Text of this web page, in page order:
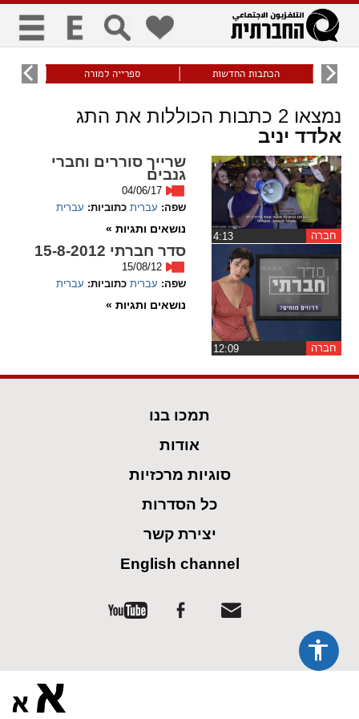
כללי
visibility_off
ביטול הבהובים
keyboard
ניווט מקלדת
title
סימון כותרות
זום
zoom_out
התרחק
zoom_in
גופנים
remove_circle_outline
Decrease font
add_circle_outline
גופן קריא
ניגודיות צבעים
קישורים
קו תחתי לקישורים סימון קישורים
flag
הכתבות החדשות ספרייה למורה עוני
נמצאו2 כתבות הכוללות את התג
אלדד יניב
חברה
שרייך סוררים וחברי
גנבים
04/06/17
שפה: עברית כתוביות: עברית
נושאים ותגיות »
חברה
סדר חברתי 15-8-2012
15/08/12
שפה: עברית כתוביות: עברית
נושאים ותגיות »
תמכו בנו
אודות
סוגיות מרכזיות
כל הסדרות
יצירת קשר
English channel